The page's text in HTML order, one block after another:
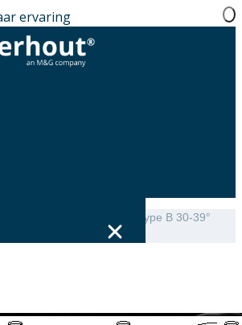
ervaring
Mini-Delta Dakbeschotplaat type B 30-39°